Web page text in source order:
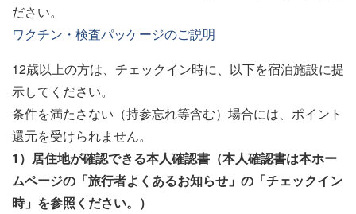
ださい。
ワクチン・検査パッケージのご説明
12歳以上の方は、チェックイン時に、以下を宿泊施設に提
示してください。
条件を満たさない（持参忘れ等含む）場合には、ポイント
還元を受けられません。
1）居住地が確認できる本人確認書（本人確認書は本ホー
ムページの「旅行者よくあるお知らせ」の「チェックイン
時」を参照ください。）